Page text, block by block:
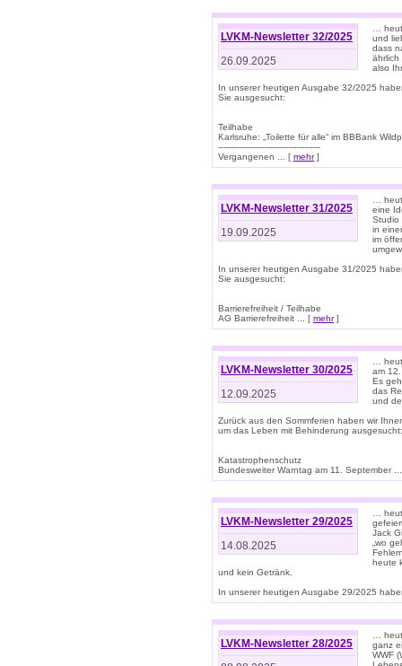
LVKM-Newsletter 32/2025
26.09.2025
…
und
dass
ährlich
also
In unserer heutigen Ausgabe 32/2025
Sie ausgesucht:
Teilhabe
Karlsruhe: „Toilette für alle“ im BBBank
--------------------------------------
Vergangenen ... [ mehr]
LVKM-Newsletter 31/2025
19.09.2025
…
eine
Studio
in
im
In unserer heutigen Ausgabe 31/2025
Sie ausgesucht:
Barrierefreiheit / Teilhabe
AG Barrierefreiheit ... [ mehr]
LVKM-Newsletter 30/2025
12.09.2025
…
am
Es
das
und
Zurück aus den Sommferien haben wir
um das Leben mit Behinderung ausgesucht:
Katastrophenschutz
Bundesweiter Warntag am 11. September
LVKM-Newsletter 29/2025
14.08.2025
…
Jack
„wo
heute
und kein Getränk.
In unserer heutigen Ausgabe 29/2025
LVKM-Newsletter 28/2025
…
ganz
WWF